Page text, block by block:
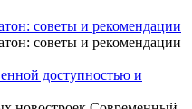
советы и рекомендации
советы и рекомендации
доступностью и